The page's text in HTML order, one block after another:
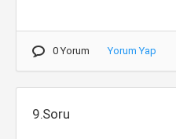
0 Yorum Yorum Yap
9.Soru